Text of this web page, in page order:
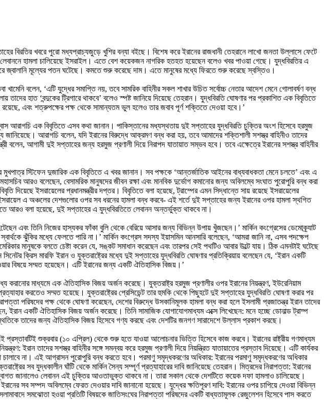
বিরতির খবরে পুরো মধ্যপ্রাচ্যজুড়ে খুশির বন্যা বইছে। বিশেষ করে ইরানের রাজধানী তেহরানে লাখো জনতা উল্লাসে ফেটে
হামলা চালিয়েছে ইসরাইল। এতে বেশ কয়েকজন নাগরিক হতহত হয়েছেন বলেও খবর পাওয়া গেছে। যুদ্ধবিরতির এ
জ্বালানি মূল্যের পতন ঘটেছে। কমতে শুরু করেছে দাম। এতে মানুষের মধ্যে ফিরতে শুরু করেছে স্বস্তিও।
খামেনি বলেন, ‘এটি যুদ্ধের সমাপ্তি নয়, তবে সামরিক বাহিনীর সকল শাখার উচিত সর্বোচ্চ নেতার আদেশ মেনে গোলাবর্ষণ বন্ধ
হাত ‘বন্দুকের ট্রিগারে থাকবে’ বলেও স্পষ্ট জানিয়ে দিয়েছে তেহরান। যুদ্ধবিরতি ঘোষণার পর প্রকাশিত এক বিবৃতিতে
রয়েছে, এবং শত্রুপক্ষের পক্ষ থেকে সামান্যতম ভুল হলেও তার জবাব পূর্ণ শক্তিতে দেওয়া হবে।’
আরাগচি এক বিবৃতিতে এসব কথা জানান। পাকিস্তানের মধ্যস্থতায় দুই সপ্তাহের যুদ্ধবিরতি চুক্তির অংশ হিসেবে হরমুজ
আরাগচি বলেন, যদি ইরানের বিরুদ্ধে আক্রমণ বন্ধ করা হয়, তবে আমাদের শক্তিশালী সশস্ত্র বাহিনীও তাদের
বলেন, আগামী দুই সপ্তাহের জন্য হরমুজ প্রণালী দিয়ে নিরাপদ যাতায়াত সম্ভব হবে। তবে এক্ষেত্রে ইরানের সশস্ত্র বাহিনীর
মুখপাত্র স্টিফেন দুজারিক এক বিবৃতিতে এ খবর জানান। সব পক্ষকে ‘আন্তর্জাতিক আইনের বাধ্যবাধকতা মেনে চলতে’ এবং এ
আরও বলেছেন, বেসামরিক মানুষদের জীবন রক্ষা এবং মানবিক দুর্ভোগ কমানোর জন্য অবিলম্বে সংঘাত পুরোপুরি বন্ধ করা
দিয়েছে ইসরায়েলের প্রধানমন্ত্রীর দপ্তর। বিবৃতিতে বলা হয়েছে, ট্রাম্পের এমন সিদ্ধান্তে সায় রয়েছে ইসরায়েলের
ইসরায়েল এ অঞ্চলের দেশগুলোর ওপর সব ধরনের হামলা বন্ধ করবে- এই শর্তে দুই সপ্তাহের জন্য ইরানের ওপর হামলা স্থগিত
আরও বলা হয়েছে, দুই সপ্তাহের এ যুদ্ধবিরতিতে লেবানন অন্তর্ভুক্ত থাকবে না।
এবং তিনি নিজের হাস্যকর ফাঁকা বুলি থেকে বেরিয়ে আসার জন্য বিভিন্ন উপায় খুঁজছেন।’ মার্কিন কংগ্রেসের ডেমোক্র্যাট
ঝুঁকির মধ্যে ফেলতে পারি না।’ মার্কিন কংগ্রেস সদস্য ইয়াসমিন আনসারি বলেছেন, ‘আমরা জানি না, এসব পদক্ষেপ
মানুষকে বলতে চেষ্টা করেন যে, সঙ্কট সমাধান করেছেন এবং তারপর সেই পথটিও আবার উল্টে যায়। ঠিক এমনটাই ঘটেছে
ক্রিস মারফি ইরান ও যুক্তরাষ্ট্রের মধ্যে দুই সপ্তাহের যুদ্ধবিরতি ঘোষণার প্রতিক্রিয়ায় বলেছেন যে, ‘ইরান একটি
বিষয়ে সম্মত হয়েছেন। এটি ইরানের জন্য একটি ঐতিহাসিক বিজয়।’
করানোর মাধ্যমে এক ঐতিহাসিক বিজয় অর্জন করেছে। যুক্তরাষ্ট্র হরমুজ প্রণালীর ওপর ইরানের নিয়ন্ত্রণ, ইউরেনিয়াম
করতেও সম্মত হয়েছে। যুক্তরাষ্ট্রের প্রেসিডেন্ট তার হুমকি থেকে পিছুহটে দুই সপ্তাহের যুদ্ধবিরতি ঘোষণা করার পর
পরিষদের পক্ষ থেকে ঘোষণা করেছেন, দেশের বিরুদ্ধে উসকানিমূলক হামলা বন্ধ করা হলে ইসলামী প্রজাতন্ত্র ইরান তাদের
ইরান একটি ঐতিহাসিক বিজয় অর্জন করেছে। তিনি সামাজিক যোগাযোগমাধ্যম এক্সে লিখেছেন: মনে হচ্ছে ডোনাল্ড ট্রাম্প
তাদের জন্য ঐতিহাসিক বিজয় হিসেবে গণ্য করছে এবং দেশটির জনগণ সারাদেশে উল্লাস প্রকাশ করছে।
প্রস্তাবটিই শুক্রবার (১০ এপ্রিল) থেকে শুরু হতে যাওয়া আলোচনার ভিত্তি হিসেবে কাজ করবে। ইরানের রাষ্ট্রীয় গণমাধ্যম
ইরান তাদের সশস্ত্র বাহিনীর সঙ্গে সমন্বয় করে হরমুজ প্রণালী দিয়ে নিয়ন্ত্রিত যাতায়াতের প্রস্তাব দিয়েছে। এটি কার্যকর
না। এই আগ্রাসন পুরোপুরি বন্ধ করতে হবে। পরমাণু সমৃদ্ধকরণের অধিকার: ইরানের পরমাণু সমৃদ্ধকরণের অধিকার
সব যুদ্ধকালীন ঘাঁটি থেকে মার্কিন সৈন্য সম্পূর্ণ প্রত্যাহারের দাবি জানিয়েছে তেহরান। মিত্রদের নিরাপত্তা: ইরানের
জানালেও লেবানন এই চুক্তির আওতাভুক্ত থাকবে না। তারা সকাল থেকে দেশটিতে কয়েক দফা হামলাও চালিয়েছে।
সব সম্পদ অবিলম্বে ফেরত দেওয়ার দাবি জানানো হয়েছে। যুদ্ধের ক্ষতিপূরণ দাবি: ইরানের ওপর চাপিয়ে দেওয়া বিভিন্ন
সমঝোতা হওয়া প্রতিটি বিষয়কে জাতিসংঘের নিরাপত্তা পরিষদের একটি বাধ্যতামূলক রেজুলেশন হিসেবে পাস করতে